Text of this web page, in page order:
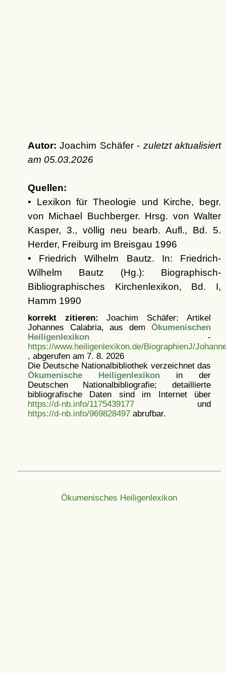
Autor: Joachim Schäfer - zuletzt aktualisiert
am 05.03.2026
Quellen:
• Lexikon für Theologie und Kirche, begr.
von Michael Buchberger. Hrsg. von Walter
Kasper, 3., völlig neu bearb. Aufl., Bd. 5.
Herder, Freiburg im Breisgau 1996
• Friedrich Wilhelm Bautz. In: Friedrich-
Wilhelm Bautz (Hg.): Biographisch-
Bibliographisches Kirchenlexikon, Bd. I,
Hamm 1990
korrekt zitieren: Joachim Schäfer: Artikel
Johannes Calabria, aus dem Ökumenischen
Heiligenlexikon-
https://www.heiligenlexikon.de/BiographienJ/
, abgerufen am 7. 8. 2026
Die Deutsche Nationalbibliothek verzeichnet das
Ökumenische Heiligenlexikonin der
Deutschen Nationalbibliografie; detaillierte
bibliografische Daten sind im Internet über
https://d-nb.info/1175439177und
https://d-nb.info/969828497abrufbar.
Ökumenisches Heiligenlexikon